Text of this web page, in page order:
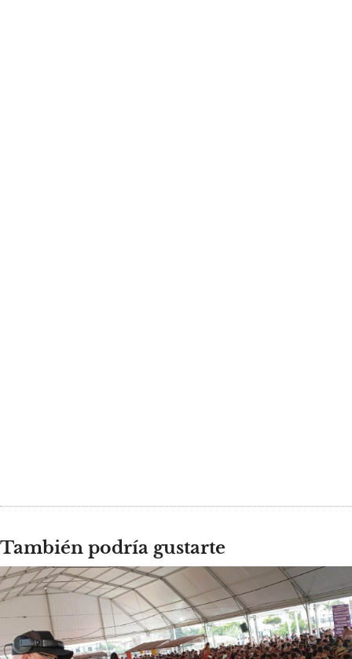
También podría gustarte